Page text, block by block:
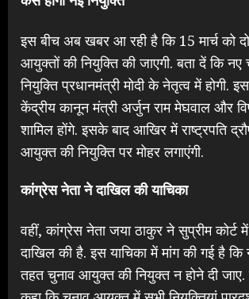
इस बीच अब खबर आ रही है कि 15 मार्च को
आयुक्तों की नियुक्ति की जाएगी. बता दें कि
नियुक्ति प्रधानमंत्री मोदी के नेतृत्व में होगी.
केंद्रीय कानून मंत्री अर्जुन राम मेघवाल और
शामिल होंगे. इसके बाद आखिर में राष्ट्रपति
आयुक्त की नियुक्ति पर मोहर लगाएंगी.
कांग्रेस नेता ने दाखिल की याचिका
वहीं, कांग्रेस नेता जया ठाकुर ने सुप्रीम कोर्ट
दाखिल की है. इस याचिका में मांग की गई है
तहत चुनाव आयुक्त की नियुक्त न होने दी